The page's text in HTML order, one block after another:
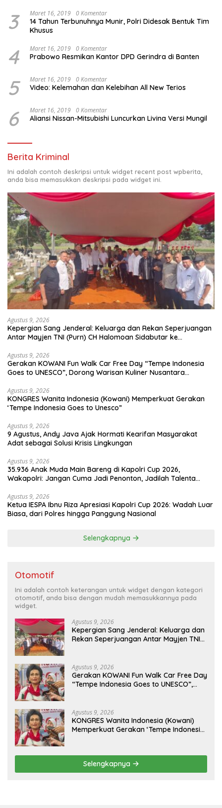
3 Maret 16, 2019 0 Komentar
14 Tahun Terbunuhnya Munir, Polri Didesak Bentuk Tim
Khusus
4 Maret 16, 2019 0 Komentar
Prabowo Resmikan Kantor DPD Gerindra di Banten
5 Maret 16, 2019 0 Komentar
Video: Kelemahan dan Kelebihan All New Terios
6 Maret 16, 2019 0 Komentar
Aliansi Nissan-Mitsubishi Luncurkan Livina Versi Mungil
Berita Kriminal
Ini adalah contoh deskripsi untuk widget recent post wpberita,
anda bisa memasukkan deskripsi pada widget ini.
Agustus 9, 2026
Kepergian Sang Jenderal: Keluarga dan Rekan Seperjuangan
Antar Mayjen TNI (Purn) CH Halomoan Sidabutar ke
Agustus 9, 2026
Gerakan KOWANI Fun Walk Car Free Day “Tempe Indonesia
Goes to UNESCO”, Dorong Warisan Kuliner Nusantara
Agustus 9, 2026
KONGRES Wanita Indonesia (Kowani) Memperkuat Gerakan
‘Tempe Indonesia Goes to Unesco”
Agustus 9, 2026
9 Agustus, Andy Java Ajak Hormati Kearifan Masyarakat
Adat sebagai Solusi Krisis Lingkungan
Agustus 9, 2026
35.936 Anak Muda Main Bareng di Kapolri Cup 2026,
Wakapolri: Jangan Cuma Jadi Penonton, Jadilah Talenta
Agustus 9, 2026
Ketua IESPA Ibnu Riza Apresiasi Kapolri Cup 2026: Wadah Luar
Biasa, dari Polres hingga Panggung Nasional
Selengkapnya
Otomotif
Ini adalah contoh keterangan untuk widget dengan kategori
otomotif, anda bisa dengan mudah memasukkannya pada
widget.
Agustus 9, 2026
Kepergian Sang Jenderal: Keluarga dan
Rekan Seperjuangan Antar Mayjen TNI
Agustus 9, 2026
Gerakan KOWANI Fun Walk Car Free Day
“Tempe Indonesia Goes to UNESCO”,
Agustus 9, 2026
KONGRES Wanita Indonesia (Kowani)
Memperkuat Gerakan ‘Tempe Indonesia
Selengkapnya